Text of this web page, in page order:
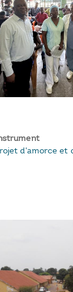
d'amorce et